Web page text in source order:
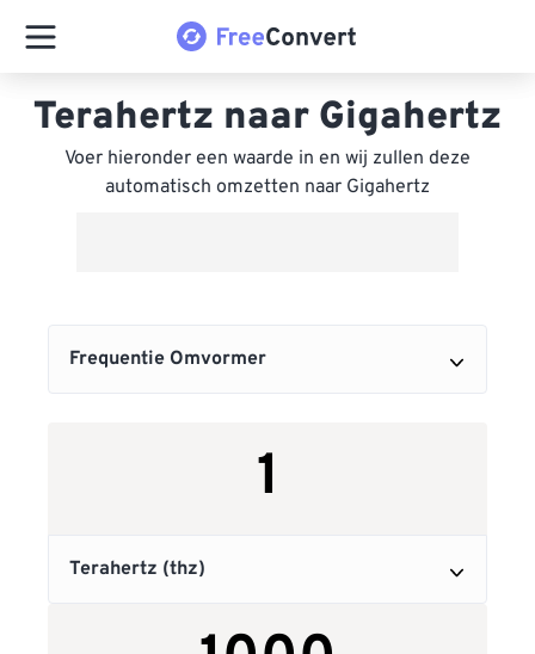
Terahertz naar Gigahertz
Voer hieronder een waarde in en wij zullen deze
automatisch omzetten naar Gigahertz